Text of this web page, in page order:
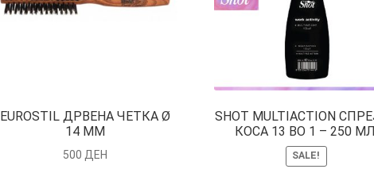
EUROSTIL ДРВЕНА ЧЕТКА Ø
14 ММ
500 ДЕН
SHOT MULTIACTION
КОСА 13 ВО 1 – 250
SALE!